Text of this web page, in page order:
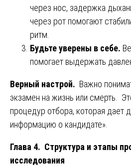
через нос, задержка
через рот помогают
ритм.
Будьте уверены в себе.
помогает выдержать
Верный настрой. Важно
экзамен на жизнь или смерть.
процедур отбора, которая дает
информацию о кандидате».
Глава 4. Структура и этапы
исследования